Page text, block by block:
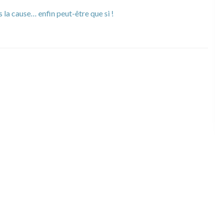
la cause… enfin peut-être que si !